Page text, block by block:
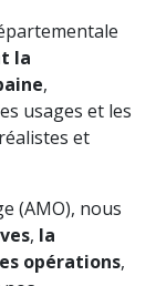
la
,
usages et les
et
(AMO), nous
, la
opérations,